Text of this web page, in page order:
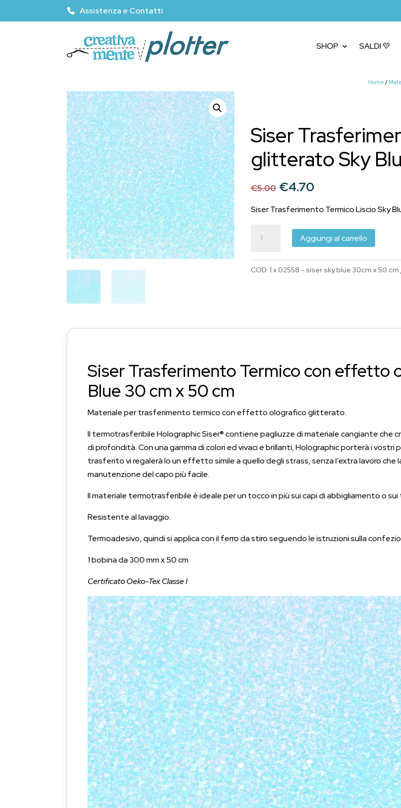
Assistenza e Contatti
SHOP SALDI 💛
Home /
Siser
glitterato Sky
€5.00 Il
originale
era:
€5.00.
€4.70Il
attuale
è:
€4.70.
Siser Trasferimento Termico Liscio Sky
Trasferimento
Termico
Olografico
50
cm
Aggiungi al carrello
COD: 1 x 02558 - siser sky blue 30cm x 50 cm
Siser Trasferimento Termico con effetto
Blue 30 cm x 50 cm
Materiale per trasferimento termico con effetto olografico glitterato.
Il termotrasferibile Holographic Siser® contiene pagliuzze di materiale cangiante
di profondità. Con una gamma di colori ed vivaci e brillanti, Holographic porterà i vostri
trasferito vi regalerà lo un effetto simile a quello degli strass, senza l’extra lavoro che
manutenzione del capo più facile.
Il materiale termotrasferibile è ideale per un tocco in più sui capi di abbigliamento o
Resistente al lavaggio.
Termoadesivo, quindi si applica con il ferro da stiro seguendo le istruzioni sulla
1 bobina da 300 mm x 50 cm
Certificato Oeko-Tex Classe I